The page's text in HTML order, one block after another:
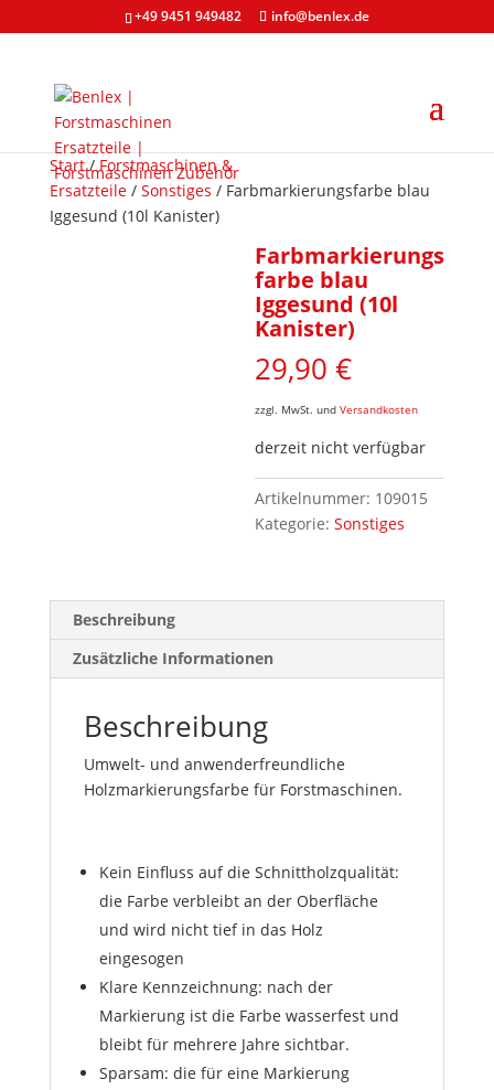
+49 9451 949482 info@benlex.de
Start/Forstmaschinen &
Ersatzteile/ Sonstiges / Farbmarkierungsfarbe blau
Iggesund (10l Kanister)
Farbmarkierungs
farbe blau
Iggesund (10l
Kanister)
29,90€
zzgl. MwSt. undVersandkosten
derzeit nicht verfügbar
Artikelnummer: 109015
Kategorie:Sonstiges
Beschreibung
Zusätzliche Informationen
Beschreibung
Umwelt- und anwenderfreundliche
Holzmarkierungsfarbe für Forstmaschinen.
Kein Einfluss auf die Schnittholzqualität:
die Farbe verbleibt an der Oberfläche
und wird nicht tief in das Holz
eingesogen
Klare Kennzeichnung: nach der
Markierung ist die Farbe wasserfest und
bleibt für mehrere Jahre sichtbar.
Sparsam: die für eine Markierung